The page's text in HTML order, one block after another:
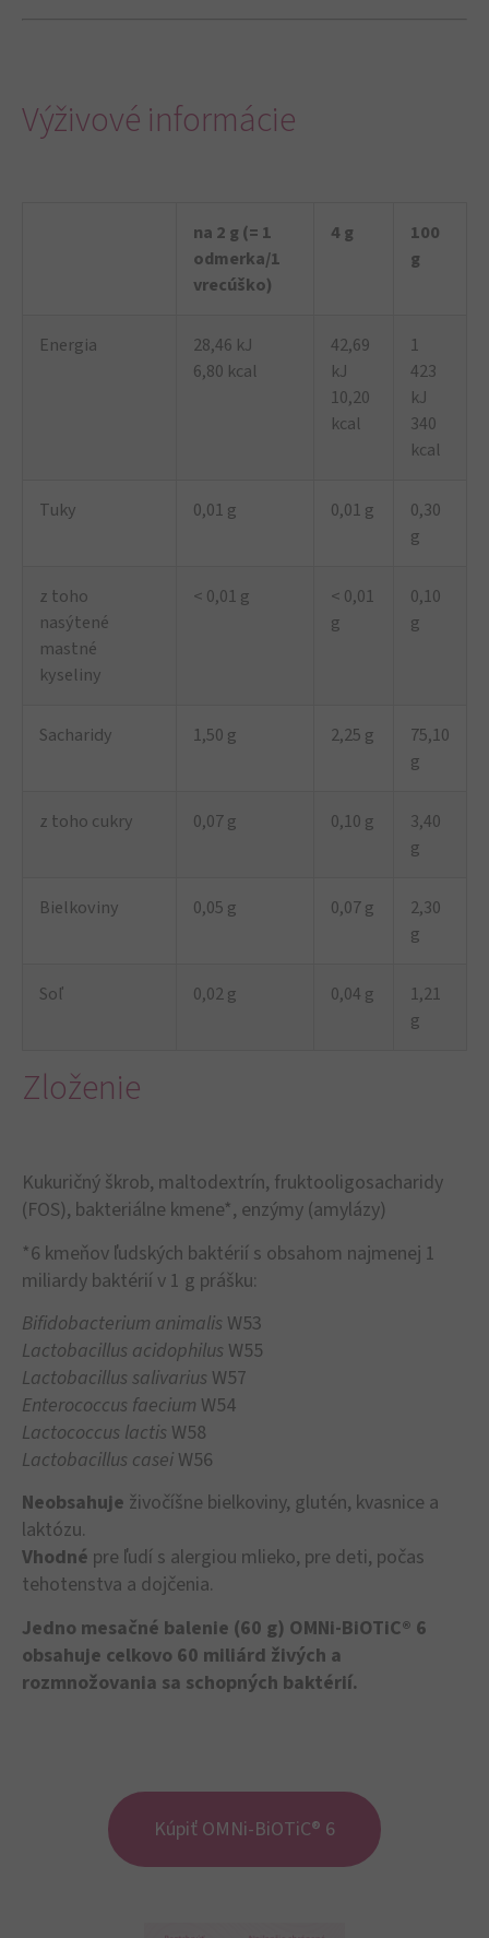
Výživové informácie
na 2 g (= 1
odmerka/1
vrecúško)
4 g
100
g
Energia
28,46 kJ
6,80 kcal
42,69
kJ
10,20
kcal
1
423
kJ
340
kcal
Tuky 0,01 g 0,01 g
0,30
g
z toho
nasýtené
mastné
kyseliny
< 0,01 g
< 0,01
g
0,10
g
Sacharidy 1,50 g 2,25 g
75,10
g
z toho cukry 0,07 g 0,10 g
3,40
g
Bielkoviny 0,05 g 0,07 g
2,30
g
Soľ 0,02 g 0,04 g
1,21
g
Zloženie
Kukuričný škrob, maltodextrín, fruktooligosacharidy
(FOS), bakteriálne kmene*, enzýmy (amylázy)
*6 kmeňov ľudských baktérií s obsahom najmenej 1
miliardy baktérií v 1 g prášku:
Bifidobacterium animalis W53
Lactobacillus acidophilus W55
Lactobacillus salivarius W57
Enterococcus faecium W54
Lactococcus lactis W58
Lactobacillus casei W56
Neobsahuje živočíšne bielkoviny, glutén, kvasnice a
laktózu.
Vhodné pre ľudí s alergiou mlieko, pre deti, počas
tehotenstva a dojčenia.
Jedno mesačné balenie (60 g) OMNi-BiOTiC® 6
obsahuje celkovo 60 miliárd živých a
rozmnožovania sa schopných baktérií.
Kúpiť OMNi-BiOTiC® 6